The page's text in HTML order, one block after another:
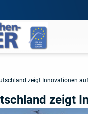
zeigt Innovationen
zeigt